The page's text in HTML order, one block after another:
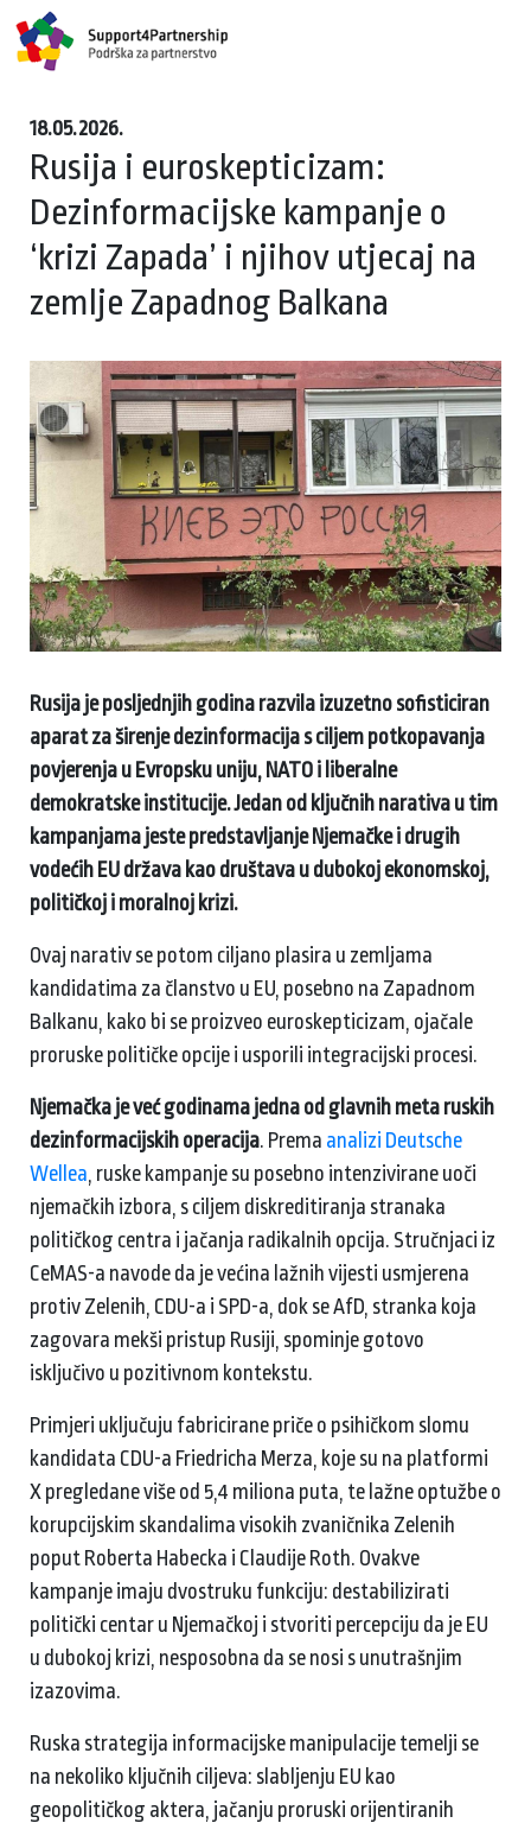
18.05.2026.
Rusija i euroskepticizam:
Dezinformacijske kampanje o
‘krizi Zapada’ i njihov utjecaj na
zemlje Zapadnog Balkana
Rusija je posljednjih godina razvila izuzetno sofisticiran
aparat za širenje dezinformacija s ciljem potkopavanja
povjerenja u Evropsku uniju, NATO i liberalne
demokratske institucije. Jedan od ključnih narativa u tim
kampanjama jeste predstavljanje Njemačke i drugih
vodećih EU država kao društava u dubokoj ekonomskoj,
političkoj i moralnoj krizi.
Ovaj narativ se potom ciljano plasira u zemljama
kandidatima za članstvo u EU, posebno na Zapadnom
Balkanu, kako bi se proizveo euroskepticizam, ojačale
proruske političke opcije i usporili integracijski procesi.
Njemačka je već godinama jedna od glavnih meta ruskih
dezinformacijskih operacija. Prema analizi Deutsche
Wellea , ruske kampanje su posebno intenzivirane uoči
njemačkih izbora, s ciljem diskreditiranja stranaka
političkog centra i jačanja radikalnih opcija. Stručnjaci iz
CeMAS-a navode da je većina lažnih vijesti usmjerena
protiv Zelenih, CDU-a i SPD-a, dok se AfD, stranka koja
zagovara mekši pristup Rusiji, spominje gotovo
isključivo u pozitivnom kontekstu.
Primjeri uključuju fabricirane priče o psihičkom slomu
kandidata CDU-a Friedricha Merza, koje su na platformi
X pregledane više od 5,4 miliona puta, te lažne optužbe o
korupcijskim skandalima visokih zvaničnika Zelenih
poput Roberta Habecka i Claudije Roth. Ovakve
kampanje imaju dvostruku funkciju: destabilizirati
politički centar u Njemačkoj i stvoriti percepciju da je EU
u dubokoj krizi, nesposobna da se nosi s unutrašnjim
izazovima.
Ruska strategija informacijske manipulacije temelji se
na nekoliko ključnih ciljeva: slabljenju EU kao
geopolitičkog aktera, jačanju proruski orijentiranih